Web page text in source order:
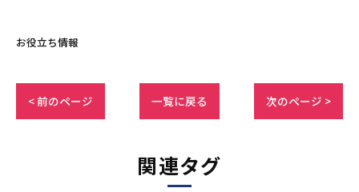
お役立ち情報
< 前のページ 一覧に戻る 次のページ >
関連タグ